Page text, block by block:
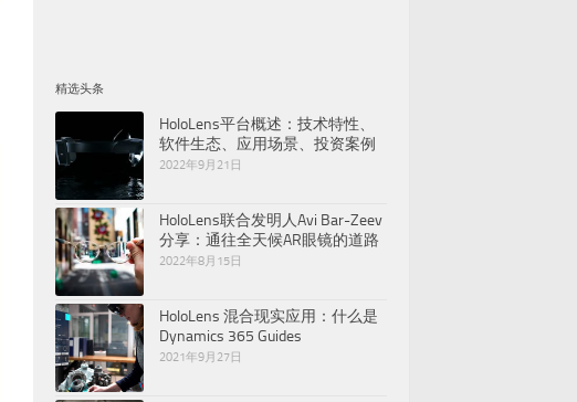
精选头条
HoloLens平台概述：技术特性、
软件生态、应用场景、投资案例
2022年9月21日
HoloLens联合发明人Avi Bar-Zeev
分享：通往全天候AR眼镜的道路
2022年8月15日
HoloLens 混合现实应用：什么是
Dynamics 365 Guides
2021年9月27日